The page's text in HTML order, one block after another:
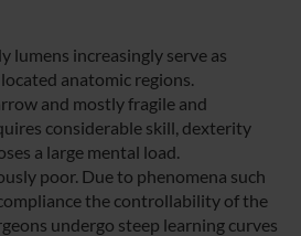
lumens increasingly serve as
anatomic regions.
and mostly fragile and
considerable skill, dexterity
a large mental load.
poor. Due to phenomena such
the controllability of the
undergo steep learning curves